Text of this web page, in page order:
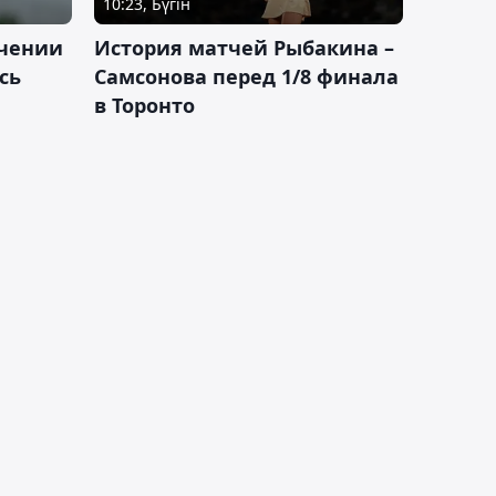
10:23, Бүгін
История матчей Рыбакина –
Самсонова перед 1/8 финала
в Торонто